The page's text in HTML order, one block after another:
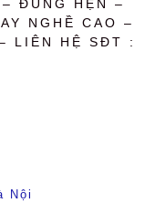
ĐÚNG HẸN –
NGHỀ CAO –
LIÊN HỆ SĐT :
Nội